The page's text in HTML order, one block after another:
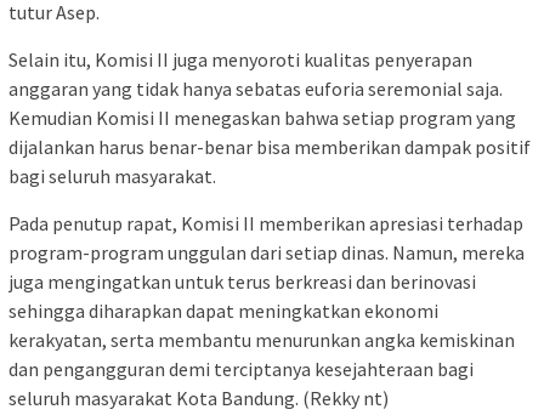
tutur Asep.
Selain itu, Komisi II juga menyoroti kualitas penyerapan
anggaran yang tidak hanya sebatas euforia seremonial saja.
Kemudian Komisi II menegaskan bahwa setiap program yang
dijalankan harus benar-benar bisa memberikan dampak positif
bagi seluruh masyarakat.
Pada penutup rapat, Komisi II memberikan apresiasi terhadap
program-program unggulan dari setiap dinas. Namun, mereka
juga mengingatkan untuk terus berkreasi dan berinovasi
sehingga diharapkan dapat meningkatkan ekonomi
kerakyatan, serta membantu menurunkan angka kemiskinan
dan pengangguran demi terciptanya kesejahteraan bagi
seluruh masyarakat Kota Bandung. (Rekky nt)